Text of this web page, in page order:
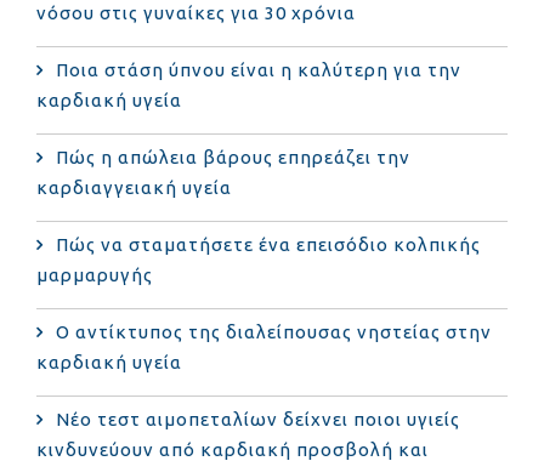
νόσου στις γυναίκες για 30 χρόνια
Ποια στάση ύπνου είναι η καλύτερη για την
καρδιακή υγεία
Πώς η απώλεια βάρους επηρεάζει την
καρδιαγγειακή υγεία
Πώς να σταματήσετε ένα επεισόδιο κολπικής
μαρμαρυγής
Ο αντίκτυπος της διαλείπουσας νηστείας στην
καρδιακή υγεία
Νέο τεστ αιμοπεταλίων δείχνει ποιοι υγιείς
κινδυνεύουν από καρδιακή προσβολή και